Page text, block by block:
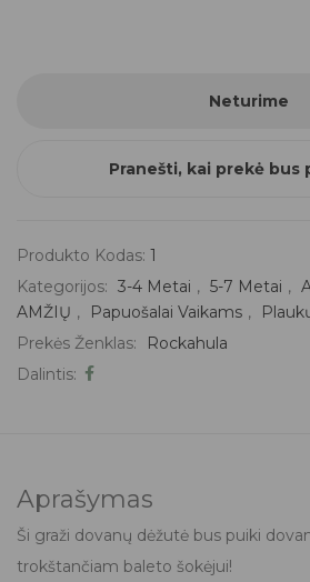
Neturime
Pranešti, kai prekė bus
Produkto Kodas: 1
Kategorijos: 3-4 Metai , 5-7 Metai ,
AMŽIŲ , Papuošalai Vaikams ,
Prekės Ženklas:
Rockahula
Dalintis:
Aprašymas
Ši graži dovanų dėžutė bus puiki
trokštančiam baleto šokėjui!